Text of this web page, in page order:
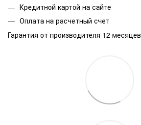
Кредитной картой на сайте
Оплата на расчетный счет
Гарантия от производителя 12 месяцев